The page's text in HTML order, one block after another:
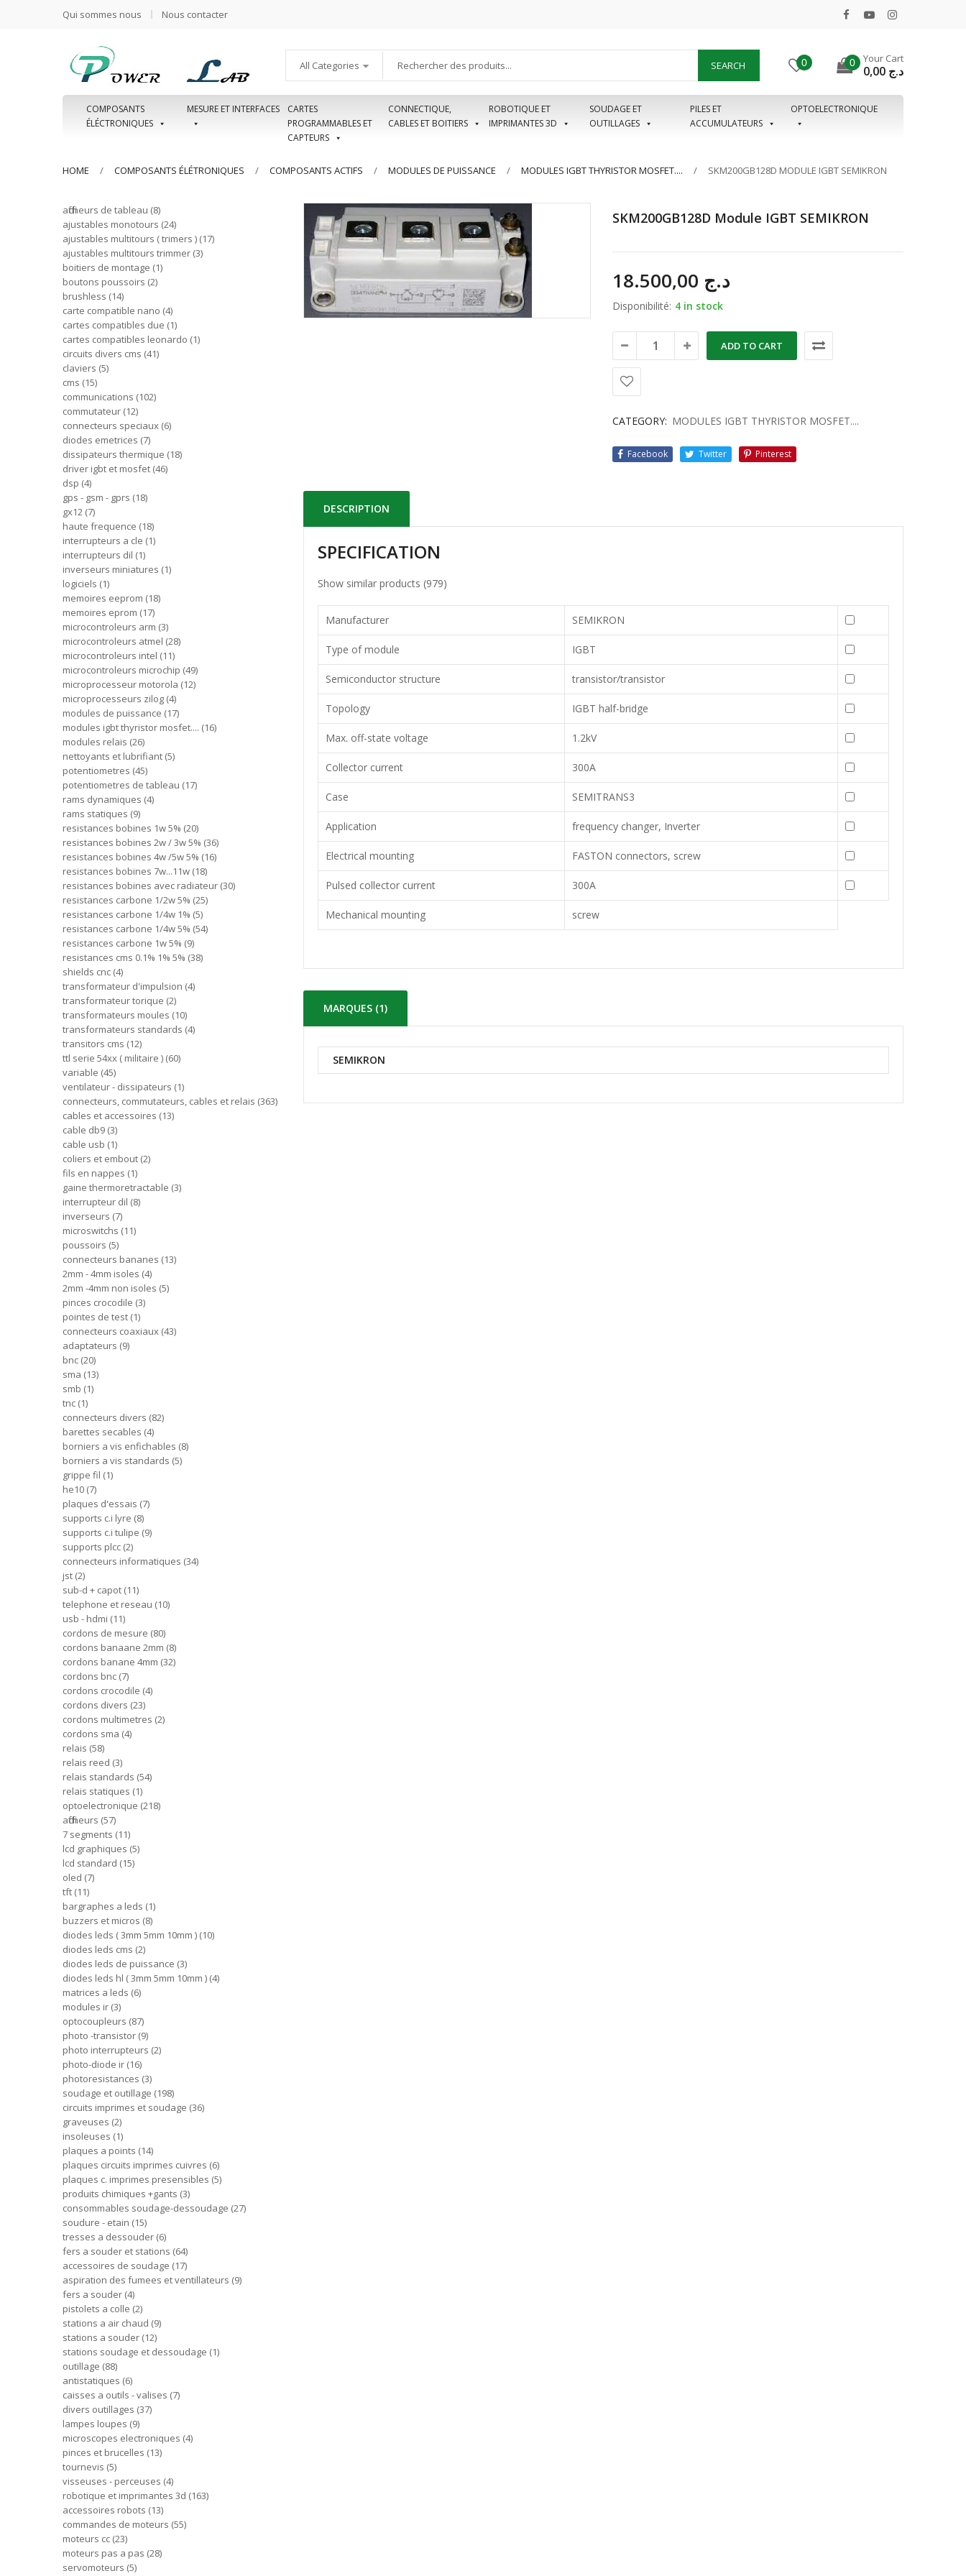
Qui sommes nous Nous contacter
All Categories SEARCH 0 0 Your Cart
د.ج
COMPOSANTS
ÉLÉCTRONIQUES
MESURE ET INTERFACES
CARTES
PROGRAMMABLES ET
CAPTEURS
CONNECTIQUE,
CABLES ET BOITIERS
ROBOTIQUE ET
IMPRIMANTES 3D
SOUDAGE ET
OUTILLAGES
PILES ET
ACCUMULATEURS
OPTOELECTRONIQUE
HOME COMPOSANTS ÉLÉTRONIQUES COMPOSANTS ACTIFS MODULES DE PUISSANCE MODULES IGBT THYRISTOR MOSFET.... SKM200GB128D MODULE IGBT SEMIKRON
SKM200GB128D Module IGBT SEMIKRON
د.ج
Disponibilité: 4 in stock
ADD TO CART
CATEGORY: MODULES IGBT THYRISTOR MOSFET....
Facebook Twitter Pinterest
DESCRIPTION
SPECIFICATION
Show similar products (979)
Manufacturer SEMIKRON
Type of module IGBT
Semiconductor structure transistor/transistor
Topology IGBT half-bridge
Max. off-state voltage 1.2kV
Collector current 300A
Case SEMITRANS3
Application frequency changer, Inverter
Electrical mounting FASTON connectors, screw
Pulsed collector current 300A
Mechanical mounting screw
MARQUES (1)
SEMIKRON
afficheurs de tableau 8
ajustables monotours 24
ajustables multitours ( trimers ) 17
ajustables multitours trimmer 3
boitiers de montage 1
boutons poussoirs 2
brushless 14
carte compatible nano 4
cartes compatibles due 1
cartes compatibles leonardo 1
circuits divers cms 41
claviers 5
cms 15
communications 102
commutateur 12
connecteurs speciaux 6
diodes emetrices 7
dissipateurs thermique 18
driver igbt et mosfet 46
dsp 4
gps - gsm - gprs 18
gx12 7
haute frequence 18
interrupteurs a cle 1
interrupteurs dil 1
inverseurs miniatures 1
logiciels 1
memoires eeprom 18
memoires eprom 17
microcontroleurs arm 3
microcontroleurs atmel 28
microcontroleurs intel 11
microcontroleurs microchip 49
microprocesseur motorola 12
microprocesseurs zilog 4
modules de puissance 17
modules igbt thyristor mosfet.... 16
modules relais 26
nettoyants et lubrifiant 5
potentiometres 45
potentiometres de tableau 17
rams dynamiques 4
rams statiques 9
resistances bobines 1w 5% 20
resistances bobines 2w / 3w 5% 36
resistances bobines 4w /5w 5% 16
resistances bobines 7w...11w 18
resistances bobines avec radiateur 30
resistances carbone 1/2w 5% 25
resistances carbone 1/4w 1% 5
resistances carbone 1/4w 5% 54
resistances carbone 1w 5% 9
resistances cms 0.1% 1% 5% 38
shields cnc 4
transformateur d'impulsion 4
transformateur torique 2
transformateurs moules 10
transformateurs standards 4
transitors cms 12
ttl serie 54xx ( militaire ) 60
variable 45
ventilateur - dissipateurs 1
connecteurs, commutateurs, cables et relais 363
cables et accessoires 13
cable db9 3
cable usb 1
coliers et embout 2
fils en nappes 1
gaine thermoretractable 3
interrupteur dil 8
inverseurs 7
microswitchs 11
poussoirs 5
connecteurs bananes 13
2mm - 4mm isoles 4
2mm -4mm non isoles 5
pinces crocodile 3
pointes de test 1
connecteurs coaxiaux 43
adaptateurs 9
bnc 20
sma 13
smb 1
tnc 1
connecteurs divers 82
barettes secables 4
borniers a vis enfichables 8
borniers a vis standards 5
grippe fil 1
he10 7
plaques d'essais 7
supports c.i lyre 8
supports c.i tulipe 9
supports plcc 2
connecteurs informatiques 34
jst 2
sub-d + capot 11
telephone et reseau 10
usb - hdmi 11
cordons de mesure 80
cordons banaane 2mm 8
cordons banane 4mm 32
cordons bnc 7
cordons crocodile 4
cordons divers 23
cordons multimetres 2
cordons sma 4
relais 58
relais reed 3
relais standards 54
relais statiques 1
optoelectronique 218
afficheurs 57
7 segments 11
lcd graphiques 5
lcd standard 15
oled 7
tft 11
bargraphes a leds 1
buzzers et micros 8
diodes leds ( 3mm 5mm 10mm ) 10
diodes leds cms 2
diodes leds de puissance 3
diodes leds hl ( 3mm 5mm 10mm ) 4
matrices a leds 6
modules ir 3
optocoupleurs 87
photo -transistor 9
photo interrupteurs 2
photo-diode ir 16
photoresistances 3
soudage et outillage 198
circuits imprimes et soudage 36
graveuses 2
insoleuses 1
plaques a points 14
plaques circuits imprimes cuivres 6
plaques c. imprimes presensibles 5
produits chimiques +gants 3
consommables soudage-dessoudage 27
soudure - etain 15
tresses a dessouder 6
fers a souder et stations 64
accessoires de soudage 17
aspiration des fumees et ventillateurs 9
fers a souder 4
pistolets a colle 2
stations a air chaud 9
stations a souder 12
stations soudage et dessoudage 1
outillage 88
antistatiques 6
caisses a outils - valises 7
divers outillages 37
lampes loupes 9
microscopes electroniques 4
pinces et brucelles 13
tournevis 5
visseuses - perceuses 4
robotique et imprimantes 3d 163
accessoires robots 13
commandes de moteurs 55
moteurs cc 23
moteurs pas a pas 28
servomoteurs 5